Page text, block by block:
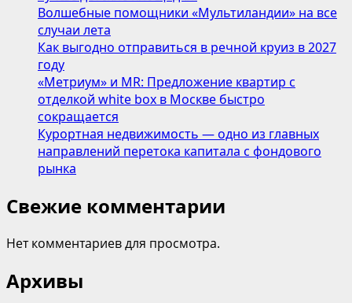
Волшебные помощники «Мультиландии» на все
случаи лета
Как выгодно отправиться в речной круиз в 2027
году
«Метриум» и MR: Предложение квартир с
отделкой white box в Москве быстро
сокращается
Курортная недвижимость — одно из главных
направлений перетока капитала с фондового
рынка
Свежие комментарии
Нет комментариев для просмотра.
Архивы